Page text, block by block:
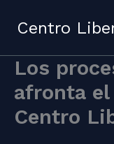
contentCentro
Los
afronta el
Centro